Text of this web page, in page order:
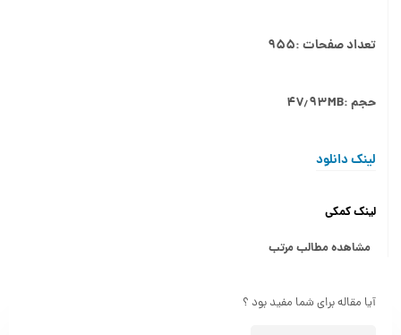
تعداد صفحات :۹۵۵
حجم :۴۷٫۹۳MB
لینک دانلود
لینک کمکی
مشاهده مطالب مرتب
آیا مقاله برای شما مفید بود ؟